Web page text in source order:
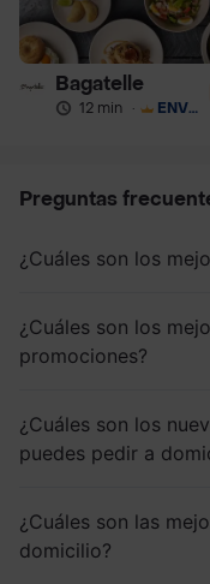
Bagatelle
12 min · ENVÍO GRATIS
Preguntas
¿Cuáles son los
¿Cuáles son los
promociones?
¿Cuáles son los
puedes pedir a
¿Cuáles son las
domicilio?